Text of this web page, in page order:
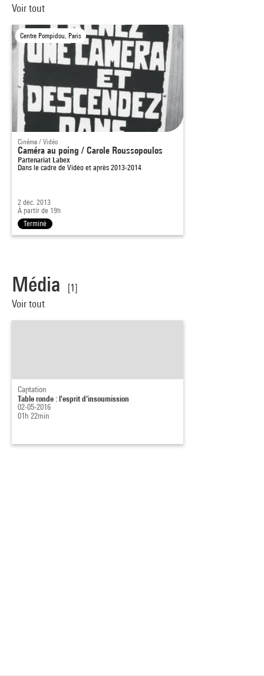
Voir tout
Centre Pompidou, Paris
Cinéma / Vidéo
Caméra au poing / Carole Roussopoulos
Partenariat Labex
Dans le cadre de Vidéo et après 2013-2014
2 déc. 2013
À partir de 19h
Terminé
Média
[1]
Voir tout
Captation
Table ronde : l'esprit d'insoumission
02-05-2016
01h 22min